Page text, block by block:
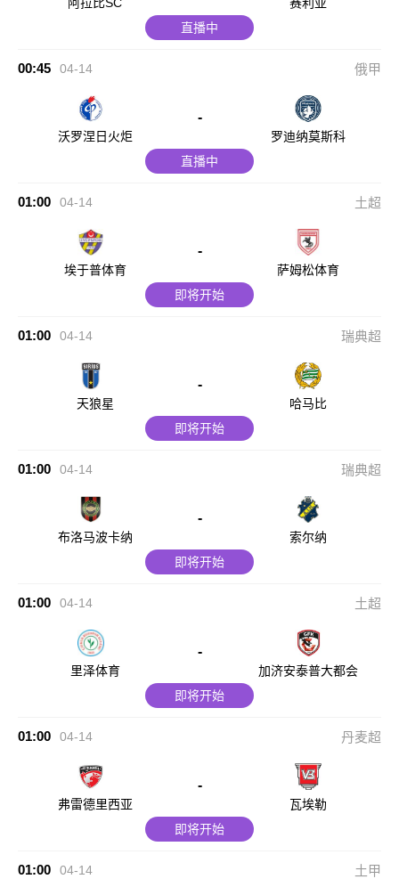
直播中
00:45 04-14 俄甲
沃罗涅日火炬
-
罗迪纳莫斯科
直播中
01:00 04-14 土超
埃于普体育
-
萨姆松体育
即将开始
01:00 04-14 瑞典超
天狼星
-
哈马比
即将开始
01:00 04-14 瑞典超
布洛马波卡纳
-
索尔纳
即将开始
01:00 04-14 土超
里泽体育
-
加济安泰普大都会
即将开始
01:00 04-14 丹麦超
弗雷德里西亚
-
瓦埃勒
即将开始
01:00 04-14 土甲